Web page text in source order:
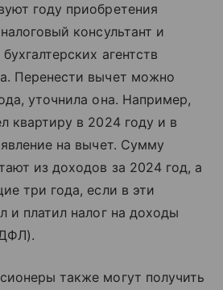
году приобретения
консультант и
агентств
Перенести вычет можно
уточнила она. Например,
квартиру в 2024 году и в
на вычет. Сумму
из доходов за 2024 год, а
три года, если в эти
и платил налог на доходы
также могут получить